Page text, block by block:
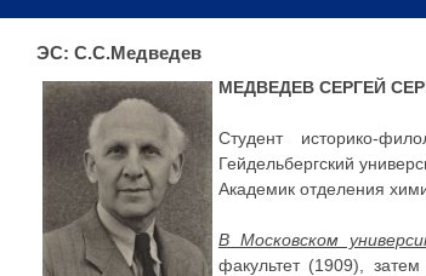
ЭС: С.С.Медведев
МЕДВЕДЕВ СЕРГЕЙ
Студент историко-
Гейдельбергский
Академик отделения
В Московском
факультет (1909),